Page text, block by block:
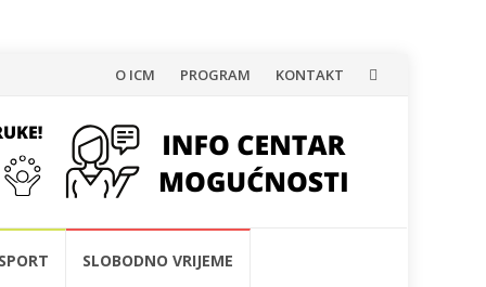
Skip
content
O ICM PROGRAM KONTAKT
SPORT SLOBODNO VRIJEME